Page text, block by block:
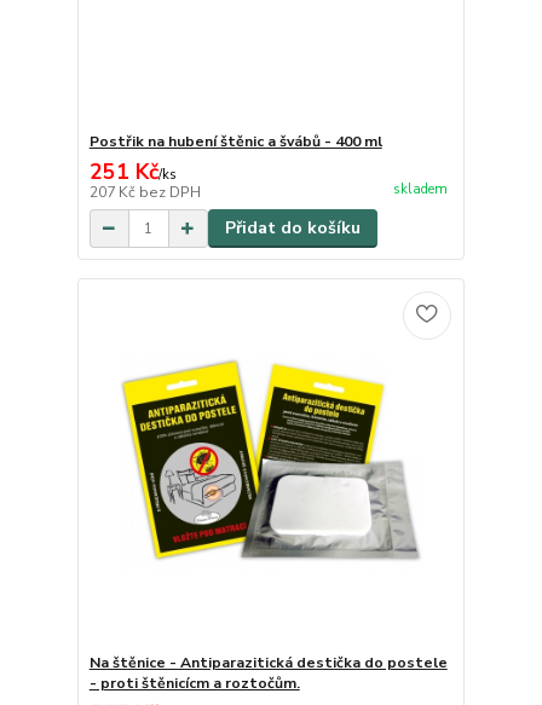
Postřik na hubení štěnic a švábů - 400 ml
251 Kč/ks
207 Kč bez DPH skladem
Přidat do košíku
Na štěnice - Antiparazitická destička do postele
- proti štěnicícm a roztočům.